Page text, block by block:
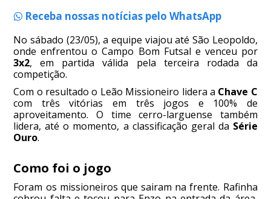
Receba nossas notícias pelo WhatsApp
No sábado (23/05), a equipe viajou até São Leopoldo,
onde enfrentou o Campo Bom Futsal e venceu por
3x2, em partida válida pela terceira rodada da
competição.
Com o resultado o Leão Missioneiro lidera a Chave C
com três vitórias em três jogos e 100% de
aproveitamento. O time cerro-larguense também
lidera, até o momento, a classificação geral da Série
Ouro.
Como foi o jogo
Foram os missioneiros que sairam na frente. Rafinha